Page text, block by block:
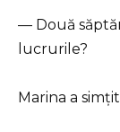
— Două
lucrurile?
Marina a